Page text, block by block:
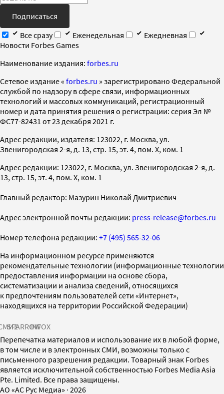
Подписаться
Все сразу
Еженедельная
Ежедневная
Новости Forbes Games
Наименование издания: forbes.ru
Cетевое издание « forbes.ru » зарегистрировано Федеральной
службой по надзору в сфере связи, информационных
технологий и массовых коммуникаций, регистрационный
номер и дата принятия решения о регистрации: серия Эл №
ФС77-82431 от 23 декабря 2021 г.
Адрес редакции, издателя: 123022, г. Москва, ул.
Звенигородская 2-я, д. 13, стр. 15, эт. 4, пом. X, ком. 1
Адрес редакции: 123022, г. Москва, ул. Звенигородская 2-я, д.
13, стр. 15, эт. 4, пом. X, ком. 1
Главный редактор: Мазурин Николай Дмитриевич
Адрес электронной почты редакции: press-release@forbes.ru
Номер телефона редакции: +7 (495) 565-32-06
На информационном ресурсе применяются
рекомендательные технологии (информационные технологии
предоставления информации на основе сбора,
систематизации и анализа сведений, относящихся
к предпочтениям пользователей сети «Интернет»,
находящихся на территории Российской Федерации)
SPARROWINFOX
Перепечатка материалов и использование их в любой форме,
в том числе и в электронных СМИ, возможны только с
письменного разрешения редакции. Товарный знак Forbes
является исключительной собственностью Forbes Media Asia
Pte. Limited. Все права защищены.
AO «АС Рус Медиа» · 2026